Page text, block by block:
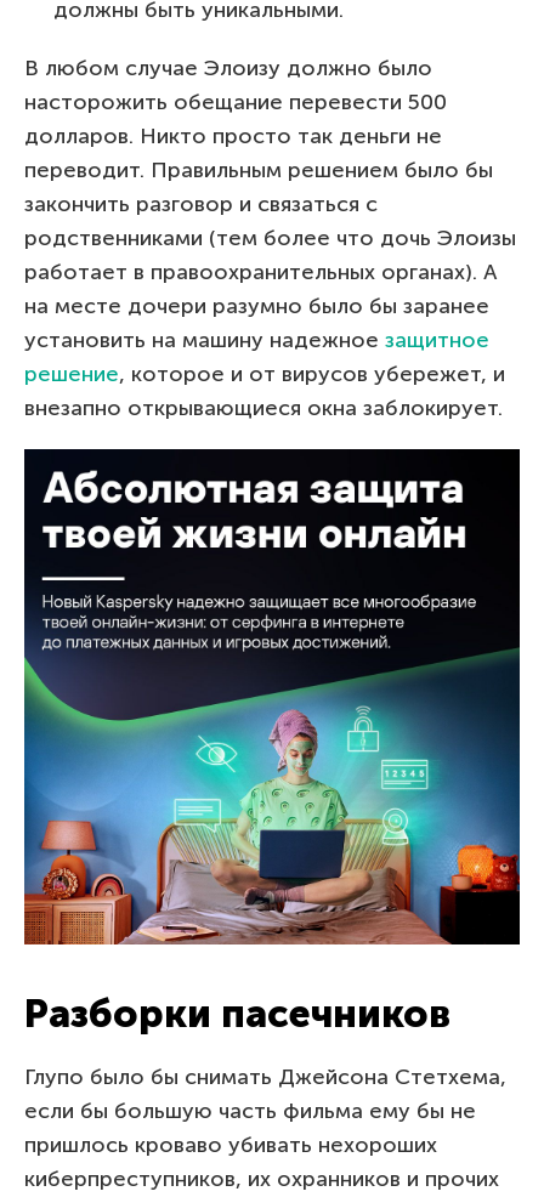
должны быть уникальными.
В любом случае Элоизу должно было
насторожить обещание перевести 500
долларов. Никто просто так деньги не
переводит. Правильным решением было бы
закончить разговор и связаться с
родственниками (тем более что дочь Элоизы
работает в правоохранительных органах). А
на месте дочери разумно было бы заранее
установить на машину надежное защитное
решение, которое и от вирусов убережет, и
внезапно открывающиеся окна заблокирует.
Разборки пасечников
Глупо было бы снимать Джейсона Стетхема,
если бы большую часть фильма ему бы не
пришлось кроваво убивать нехороших
киберпреступников, их охранников и прочих